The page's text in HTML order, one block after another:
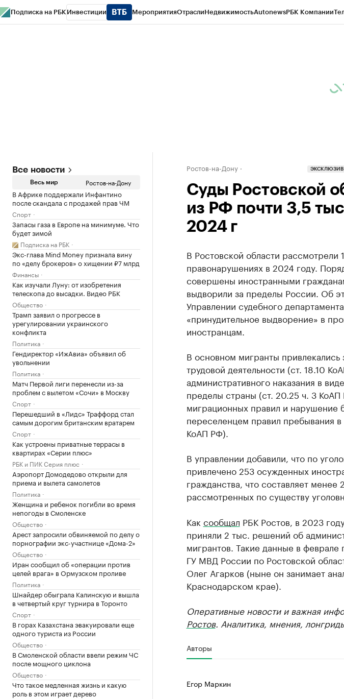
Подписка на РБК Инвестиции МероприятияОтраслиНедвижимостьAutonewsРБК Компании
Все новости
Весь мир Ростов-на-Дону
В Африке поддержали Инфантино
после скандала с продажей прав ЧМ
Спорт
Запасы газа в Европе на минимуме. Что
будет зимой
Подписка на РБК
Экс-глава Mind Money признала вину
по «делу брокеров» о хищении ₽7 млрд
Финансы
Как изучали Луну: от изобретения
телескопа до высадки. Видео РБК
Общество
Трамп заявил о прогрессе в
урегулировании украинского
конфликта
Политика
Гендиректор «ИжАвиа» объявил об
увольнении
Политика
Матч Первой лиги перенесли из-за
проблем с вылетом «Сочи» в Москву
Спорт
Перешедший в «Лидс» Траффорд стал
самым дорогим британским вратарем
Спорт
Как устроены приватные террасы в
квартирах «Серии плюс»
РБК и ПИК Серия плюс
Аэропорт Домодедово открыли для
приема и вылета самолетов
Политика
Женщина и ребенок погибли во время
непогоды в Смоленске
Общество
Арест запросили обвиняемой по делу о
порнографии экс-участнице «Дома-2»
Общество
Иран сообщил об «операции против
целей врага» в Ормузском проливе
Политика
Шнайдер обыграла Калинскую и вышла
в четвертый круг турнира в Торонто
Спорт
В горах Казахстана эвакуировали еще
одного туриста из России
Общество
В Смоленской области ввели режим ЧС
после мощного циклона
Общество
Что такое медленная жизнь и какую
роль в этом играет дерево
Ростов-на-Дону ЭКСКЛЮЗИВ
Суды Ростовской
из РФ почти 3,5
2024 г
В Ростовской области рассмотрели
правонарушениях в 2024 году.
совершены иностранными
выдворили за пределы России. Об
Управлении судебного
«принудительное выдворение» в
иностранцам.
В основном мигранты
трудовой деятельности (ст. 18.10
административного наказания в
пределы страны (ст. 20.25 ч. 3
миграционных правил и
переселенцем правил пребывания в
КоАП РФ).
В управлении добавили, что по
привлечено 253 осужденных
гражданства, что составляет менее
рассмотренных по существу
Как сообщал РБК Ростов, в 2023
приняли 2 тыс. решений об
мигрантов. Такие данные в
ГУ МВД России по Ростовской
Олег Агарков (ныне он занимает
Краснодарском крае).
Оперативные новости и важная
Ростов. Аналитика, мнения,
Авторы
Егор Маркин